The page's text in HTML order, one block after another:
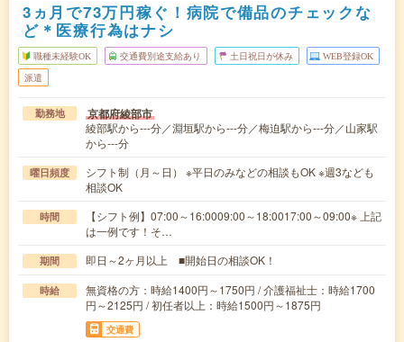
3ヵ月で73万円稼ぐ！病院で備品のチェックな
ど＊医療行為はナシ
職種未経験OK 交通費別途支給あり 土日祝日が休み WEB登録OK
派遣
勤務地 京都府綾部市
綾部駅から---分／淵垣駅から---分／梅迫駅から---分／山家駅
から---分
曜日頻度
シフト制（月～日） ※平日のみなどの相談もOK ※週3なども
相談OK
時間
【シフト例】07:00～16:0009:00～18:0017:00～09:00※ 上記
は一例です！そ…
期間 即日～2ヶ月以上 ■開始日の相談OK！
時給
無資格の方：時給1400円～1750円 / 介護福祉士：時給1700
円～2125円 / 初任者以上：時給1500円～1875円
交通費